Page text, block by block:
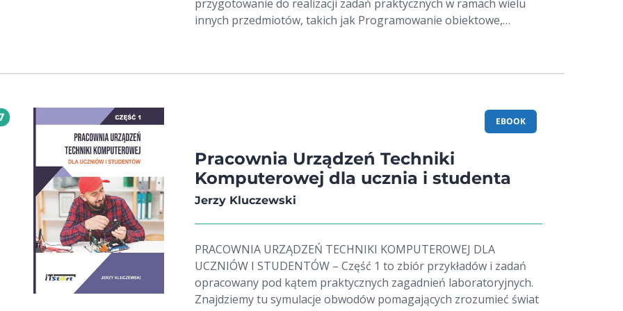
przygotowanie do realizacji zadań praktycznych w ramach wielu
innych przedmiotów, takich jak Programowanie obiektowe,
języku Python, w tym m.in. typy zmiennych, instrukcje warunkowe,
EBOOK
Pracownia Urządzeń Techniki
Komputerowej dla ucznia i studenta
Jerzy Kluczewski
PRACOWNIA URZĄDZEŃ TECHNIKI KOMPUTEROWEJ DLA
UCZNIÓW I STUDENTÓW – Część 1 to zbiór przykładów i zadań
opracowany pod kątem praktycznych zagadnień laboratoryjnych.
Znajdziemy tu symulacje obwodów pomagających zrozumieć świat